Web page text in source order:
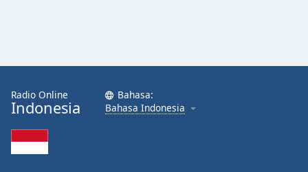
Radio Online
Indonesia
Bahasa:
Bahasa Indonesia